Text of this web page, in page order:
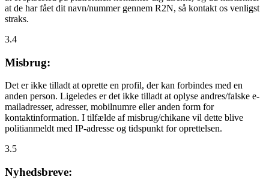
at de har fået dit navn/nummer gennem R2N, så kontakt os venligst
straks.
3.4
Misbrug:
Det er ikke tilladt at oprette en profil, der kan forbindes med en
anden person. Ligeledes er det ikke tilladt at oplyse andres/falske e-
mailadresser, adresser, mobilnumre eller anden form for
kontaktinformation. I tilfælde af misbrug/chikane vil dette blive
politianmeldt med IP-adresse og tidspunkt for oprettelsen.
3.5
Nyhedsbreve: